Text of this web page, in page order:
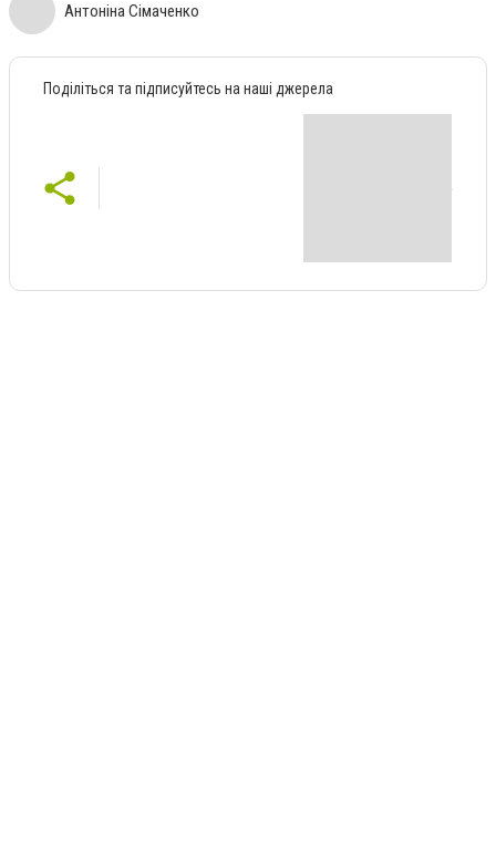
Антоніна Сімаченко
Поділіться та підписуйтесь на наші джерела